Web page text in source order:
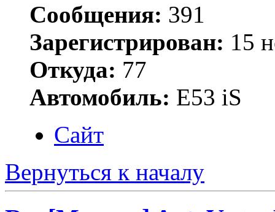
Сообщения: 391
Зарегистрирован: 15
Откуда: 77
Автомобиль: Е53 iS
Сайт
Вернуться к началу